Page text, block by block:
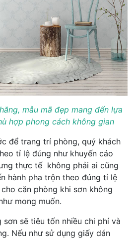
mẫu mã đẹp mang đến lựa
hợp phong cách không gian
để trang trí phòng, quý khách
tỉ lệ đúng như khuyến cáo
thực tế không phải ai cũng
hành pha trộn theo đúng tỉ lệ
căn phòng khi sơn không
mong muốn.
sơn sẽ tiêu tốn nhiều chi phí và
Nếu như sử dụng giấy dán